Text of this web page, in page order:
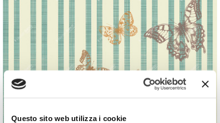
Questo sito web utilizza i cookie